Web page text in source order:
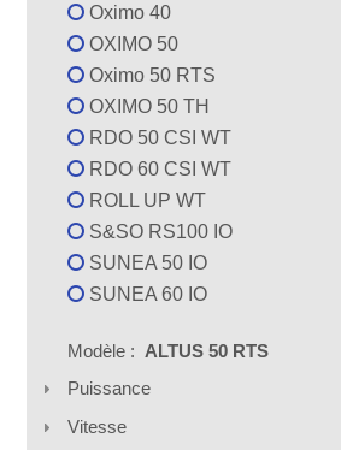
Oximo 40
OXIMO 50
Oximo 50 RTS
OXIMO 50 TH
RDO 50 CSI WT
RDO 60 CSI WT
ROLL UP WT
S&SO RS100 IO
SUNEA 50 IO
SUNEA 60 IO
Modèle : ALTUS 50 RTS
Puissance
Vitesse